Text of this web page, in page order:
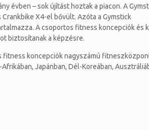
évben – sok újítást hoztak a piacon. A
X4-el bővült. Azóta a Gymstick
A csoportos fitness koncepciók és
biztosítanak a képzésre.
fitness koncepciók nagyszámú
Japánban, Dél-Koreában,